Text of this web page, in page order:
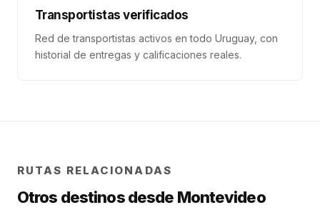
Transportistas verificados
Red de transportistas activos en todo Uruguay, con
historial de entregas y calificaciones reales.
RUTAS RELACIONADAS
Otros destinos desde Montevideo